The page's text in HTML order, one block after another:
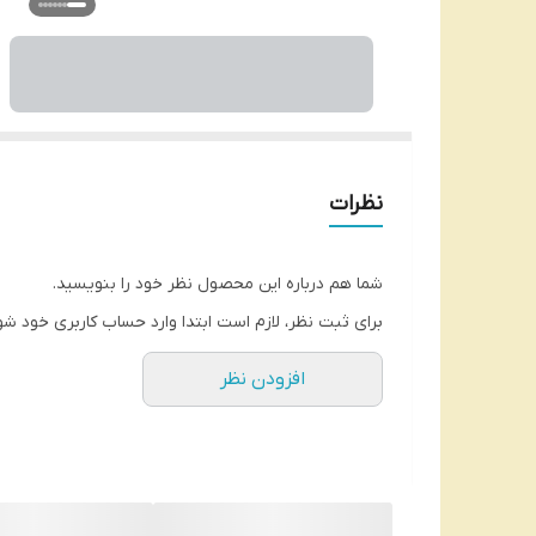
نظرات
شما هم درباره این محصول نظر خود را بنویسید.
برای ثبت نظر، لازم است ابتدا وارد حساب کاربری خود
افزودن نظر